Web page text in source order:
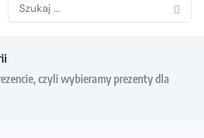
czyli wybieramy prezenty dla